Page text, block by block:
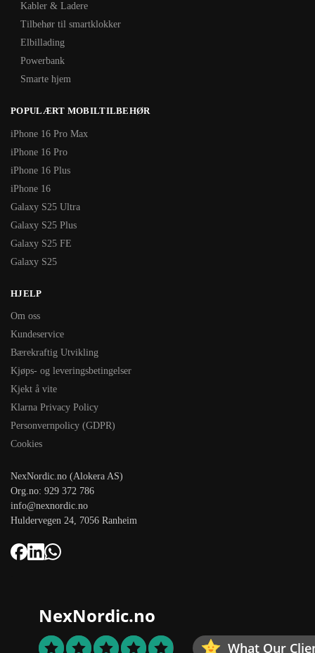
Kabler & Ladere
Tilbehør til smartklokker
Elbillading
Powerbank
Smarte hjem
POPULÆRT MOBILTILBEHØR
iPhone 16 Pro Max
iPhone 16 Pro
iPhone 16 Plus
iPhone 16
Galaxy S25 Ultra
Galaxy S25 Plus
Galaxy S25 FE
Galaxy S25
HJELP
Om oss
Kundeservice
Bærekraftig Utvikling
Kjøps- og leveringsbetingelser
Kjekt å vite
Klarna Privacy Policy
Personvernpolicy (GDPR)
Cookies
NexNordic.no (Alokera AS)
Org.no: 929 372 786
info@nexnordic.no
Huldervegen 24, 7056 Ranheim
NexNordic.no
What Our